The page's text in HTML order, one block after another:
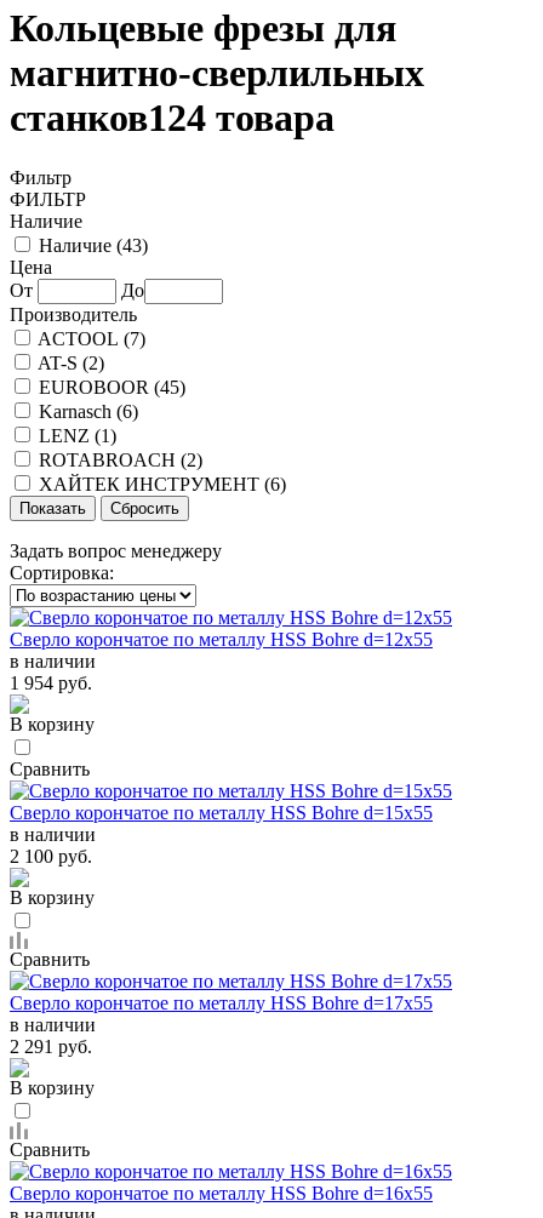
Кольцевые фрезы для
магнитно-сверлильных
станков124 товара
Фильтр
ФИЛЬТР
Наличие
Наличие (43)
Цена
От
До
Производитель
ACTOOL (7)
AT-S (2)
EUROBOOR (45)
Karnasch (6)
LENZ (1)
ROTABROACH (2)
ХАЙТЕК ИНСТРУМЕНТ (6)
Задать вопрос менеджеру
Сортировка:
Сверло корончатое по металлу HSS Bohre d=12х55
в наличии
1 954 руб.
В корзину
Сравнить
Сверло корончатое по металлу HSS Bohre d=15х55
в наличии
2 100 руб.
В корзину
Сравнить
Сверло корончатое по металлу HSS Bohre d=17х55
в наличии
2 291 руб.
В корзину
Сравнить
Сверло корончатое по металлу HSS Bohre d=16х55